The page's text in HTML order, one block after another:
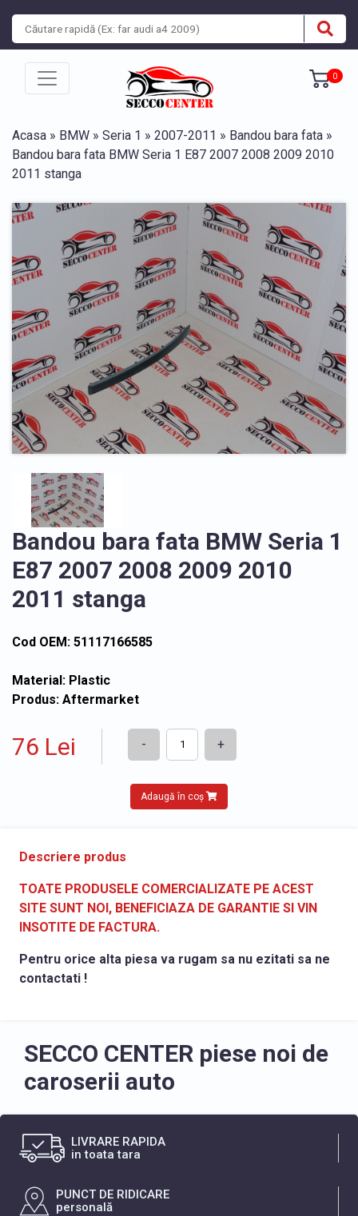
0
Acasa » BMW » Seria 1 » 2007-2011 » Bandou bara fata »
Bandou bara fata BMW Seria 1 E87 2007 2008 2009 2010
2011 stanga
Bandou bara fata BMW Seria 1
E87 2007 2008 2009 2010
2011 stanga
Cod OEM: 51117166585
Material: Plastic
Produs: Aftermarket
76 Lei - +
Adaugă în coș
Descriere produs
TOATE PRODUSELE COMERCIALIZATE PE ACEST
SITE SUNT NOI, BENEFICIAZA DE GARANTIE SI VIN
INSOTITE DE FACTURA.
Pentru orice alta piesa va rugam sa nu ezitati sa ne
contactati !
SECCO CENTER piese noi de
caroserii auto
LIVRARE RAPIDA
in toata tara
PUNCT DE RIDICARE
personală